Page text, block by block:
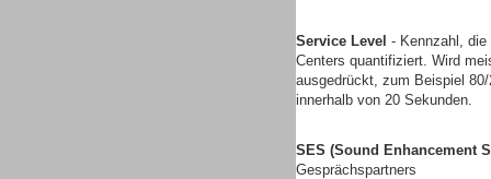
Service Level - Kennzahl,
Centers quantifiziert. Wird
ausgedrückt, zum Beispiel
innerhalb von 20 Sekunden.
SES (Sound Enhancement
Gesprächspartners